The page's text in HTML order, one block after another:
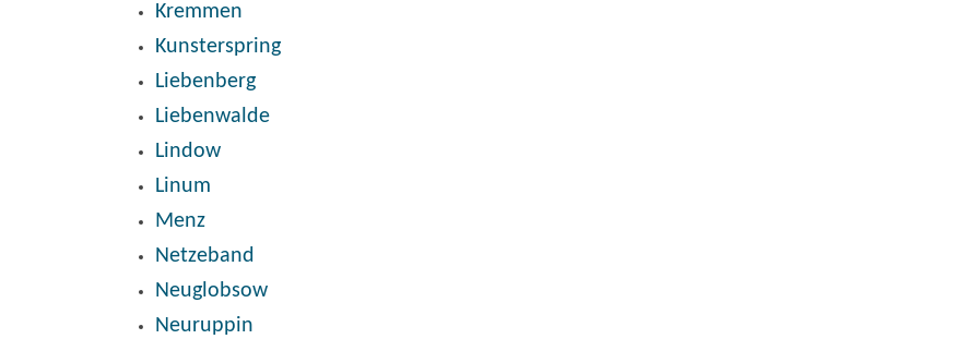
Kremmen
Kunsterspring
Liebenberg
Liebenwalde
Lindow
Linum
Menz
Netzeband
Neuglobsow
Neuruppin